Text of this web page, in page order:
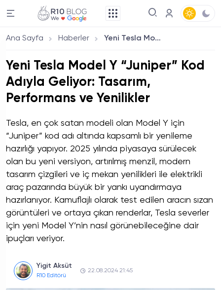
Ana Sayfa Haberler Yeni Tesla Model Y “Juniper” Kod Adıyla Geliyor: Tasarım, Performans ve Yenilikler
Yeni Tesla Model Y “Juniper” Kod
Adıyla Geliyor: Tasarım,
Performans ve Yenilikler
Tesla, en çok satan modeli olan Model Y için
“Juniper” kod adı altında kapsamlı bir yenileme
hazırlığı yapıyor. 2025 yılında piyasaya sürülecek
olan bu yeni versiyon, artırılmış menzil, modern
tasarım çizgileri ve iç mekan yenilikleri ile elektrikli
araç pazarında büyük bir yankı uyandırmaya
hazırlanıyor. Kamuflajlı olarak test edilen aracın sızan
görüntüleri ve ortaya çıkan renderlar, Tesla severler
için yeni Model Y’nin nasıl görünebileceğine dair
ipuçları veriyor.
Yigit Aksüt
R10 Editörü
22.08.2024 21:45